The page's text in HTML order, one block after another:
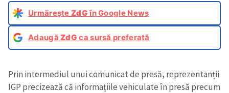
Urmărește ZdGîn Google News
AdaugăZdG ca sursă preferată
Prin intermediul unui comunicat de presă, reprezentanții
IGP precizează că informațiile vehiculate în presă precum